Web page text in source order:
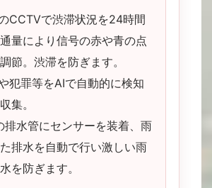
で渋滞状況を24時間
量により信号の赤や青の点
節。渋滞を防ぎます。
罪等をAIで自動的に検知
集。
水管にセンサーを装着、雨
排水を自動で行い激しい雨
を防ぎます。